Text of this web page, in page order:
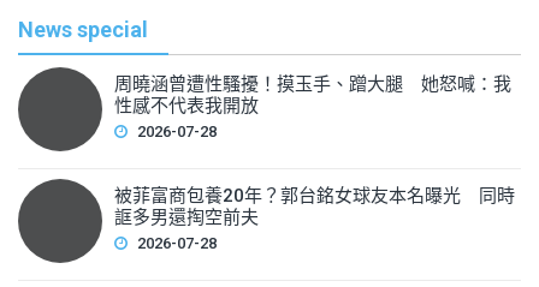
o
k
News special
周曉涵曾遭性騷擾！摸玉手、蹭大腿 她怒喊：我
性感不代表我開放
2026-07-28
被菲富商包養20年？郭台銘女球友本名曝光 同時
誆多男還掏空前夫
2026-07-28